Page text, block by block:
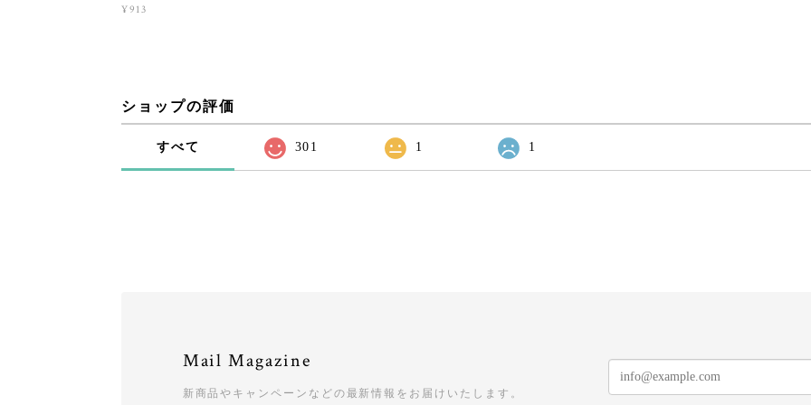
¥913
ショップの評価
すべて 301 1 1
Mail Magazine
新商品やキャンペーンなどの最新情報をお届けいたします。